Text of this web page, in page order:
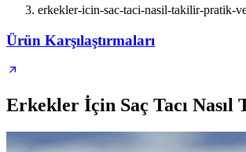
erkekler-icin-sac-taci-nasil-takilir-pratik-
Ürün Karşılaştırmaları
Erkekler İçin Saç Tacı Nasıl